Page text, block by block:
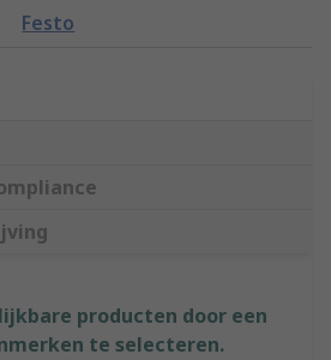
Festo
producten door een
te selecteren.